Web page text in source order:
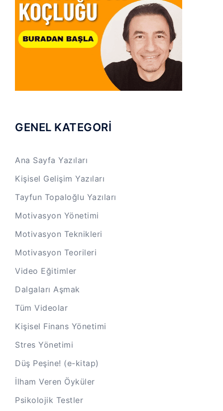
GENEL KATEGORİ
Ana Sayfa Yazıları
Kişisel Gelişim Yazıları
Tayfun Topaloğlu Yazıları
Motivasyon Yönetimi
Motivasyon Teknikleri
Motivasyon Teorileri
Video Eğitimler
Dalgaları Aşmak
Tüm Videolar
Kişisel Finans Yönetimi
Stres Yönetimi
Düş Peşine! (e-kitap)
İlham Veren Öyküler
Psikolojik Testler